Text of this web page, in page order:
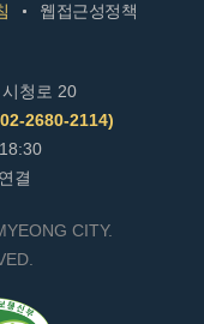
웹접근성정책
청로 20
2680-2114)
결
CITY.